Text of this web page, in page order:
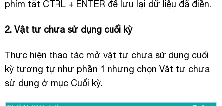
phím tắt CTRL + ENTER để lưu lại dữ liệu đã điền.
2. Vật tư chưa sử dụng cuối kỳ
Thực hiện thao tác mở vật tư chưa sử dụng cuối
kỳ tương tự như phần 1 nhưng chọn Vật tư chưa
sử dụng ở mục Cuối kỳ.